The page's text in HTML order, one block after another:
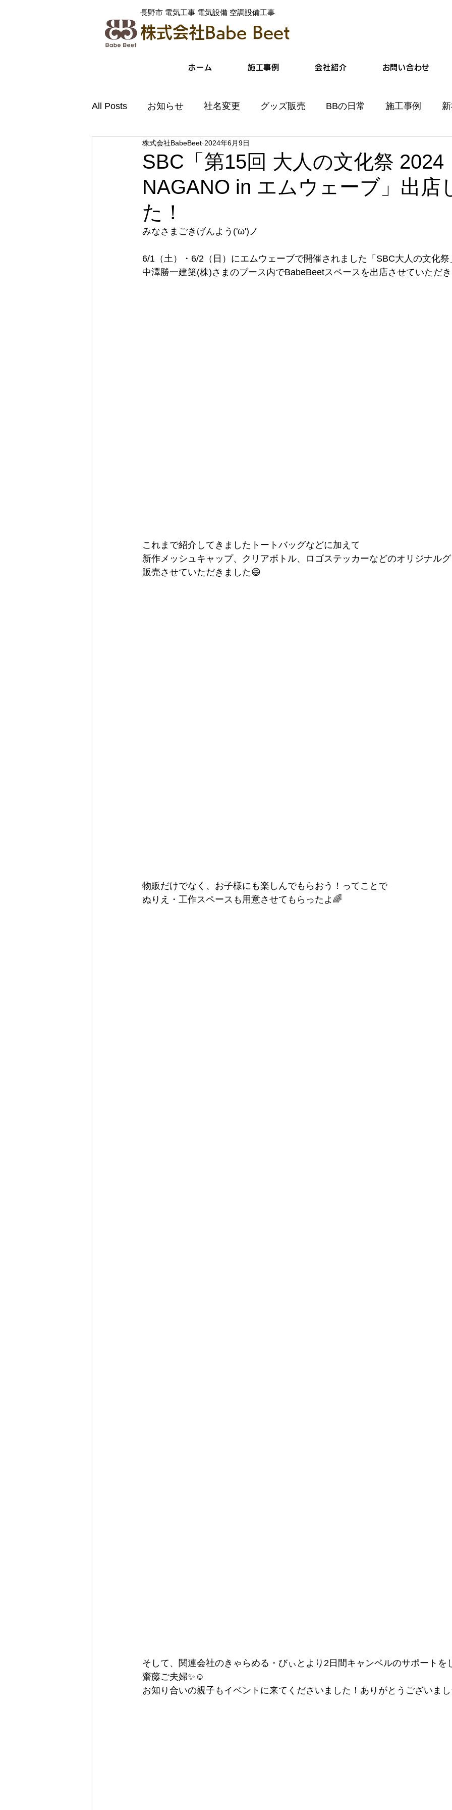
​長野市 電気工事 電気設備 空調設備工事
株式会社Babe Beet
ホーム 施工事例 会社紹介 お問い合わせ
All Posts お知らせ 社名変更 グッズ販売 BBの日常 施工事例
SBC「第15回 大人の文化祭 2024
NAGANO in エムウェーブ」出店
た！
株式会社BabeBeet 2024年6月9日
みなさまごきげんよう('ω')ノ
6/1（土）・6/2（日）にエムウェーブで開催されました「SBC大人の文化祭
中澤勝一建築(株)さまのブース内でBabeBeetスペースを出店させていただ
これまで紹介してきましたトートバッグなどに加えて
新作メッシュキャップ、クリアボトル、ロゴステッカーなどのオリジナル
販売させていただきました😄
物販だけでなく、お子様にも楽しんでもらおう！ってことで
ぬりえ・工作スペースも用意させてもらったよ🌈
そして、関連会社のきゃらめる・びぃとより2日間キャンベルのサポートを
齋藤ご夫婦✨☺️
お知り合いの親子もイベントに来てくださいました！ありがとうございま